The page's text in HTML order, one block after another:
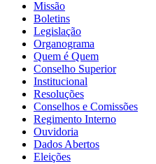
Missão
Boletins
Legislação
Organograma
Quem é Quem
Conselho Superior
Institucional
Resoluções
Conselhos e Comissões
Regimento Interno
Ouvidoria
Dados Abertos
Eleições